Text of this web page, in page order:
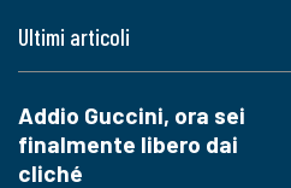
Ultimi articoli
Addio Guccini, ora sei
finalmente libero dai
cliché